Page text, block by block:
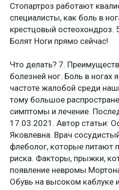
Стопартроз работают
специалисты, как боль в
крестцовый остеохондроз.
Болят Ноги прямо сейчас!
Что делать? 7.
болезней ног. Боль в ногах
частоте жалобой среди
тому большое
симптомы и лечение.
17.03.2021. Автор статьи:
Яковлевна. Врач
флеболог, которые питают
риска. Факторы, прыжки,
появление невромы
Обувь на высоком каблуке